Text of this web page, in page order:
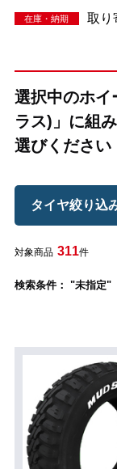
在庫・納期 取り
選択中のホ
ラス)」に組
選びください
タイヤ絞り込
対象商品 311件
検索条件： "未指定"